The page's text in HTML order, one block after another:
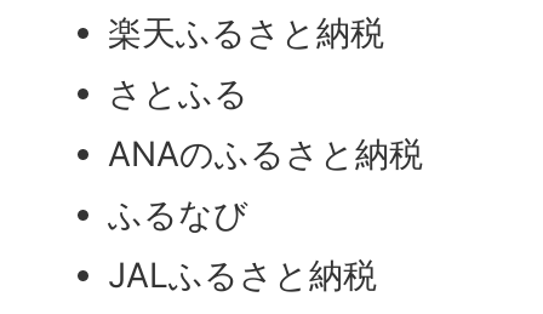
楽天ふるさと納税
さとふる
ANAのふるさと納税
ふるなび
JALふるさと納税